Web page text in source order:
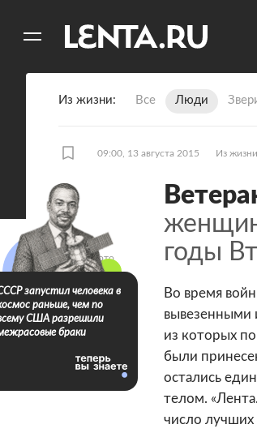
Из жизни Все Люди
09:00, 13 августа 2015 Из жизни
годы
17 фото
Во время
из которых
были
остались
телом.
число
запустил человека в
раньше, чем по
США разрешили
браки